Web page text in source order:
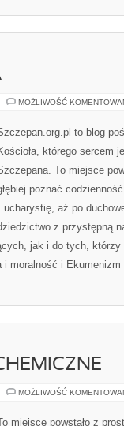
MOŻLIWOŚĆ
to blog
którego sercem
To miejsce
poznać
aż po
z przystępną
jak i do tych, którzy
moralność i
MOŻLIWOŚĆ
miejsce powstało z